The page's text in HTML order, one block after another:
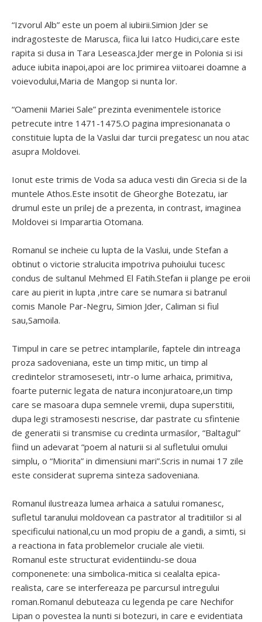
“Izvorul Alb” este un poem al iubirii.Simion Jder se
indragosteste de Marusca, fiica lui Iatco Hudici,care este
rapita si dusa in Tara Leseasca.Jder merge in Polonia si isi
aduce iubita inapoi,apoi are loc primirea viitoarei doamne a
voievodului,Maria de Mangop si nunta lor.
“Oamenii Mariei Sale” prezinta evenimentele istorice
petrecute intre 1471-1475.O pagina impresionanata o
constituie lupta de la Vaslui dar turcii pregatesc un nou atac
asupra Moldovei.
Ionut este trimis de Voda sa aduca vesti din Grecia si de la
muntele Athos.Este insotit de Gheorghe Botezatu, iar
drumul este un prilej de a prezenta, in contrast, imaginea
Moldovei si Imparartia Otomana.
Romanul se incheie cu lupta de la Vaslui, unde Stefan a
obtinut o victorie stralucita impotriva puhoiului tucesc
condus de sultanul Mehmed El Fatih.Stefan ii plange pe eroii
care au pierit in lupta ,intre care se numara si batranul
comis Manole Par-Negru, Simion Jder, Caliman si fiul
sau,Samoila.
Timpul in care se petrec intamplarile, faptele din intreaga
proza sadoveniana, este un timp mitic, un timp al
credintelor stramoseseti, intr-o lume arhaica, primitiva,
foarte puternic legata de natura inconjuratoare,un timp
care se masoara dupa semnele vremii, dupa superstitii,
dupa legi stramosesti nescrise, dar pastrate cu sfintenie
de generatii si transmise cu credinta urmasilor, “Baltagul”
fiind un adevarat “poem al naturii si al sufletului omului
simplu, o “Miorita” in dimensiuni mari”.Scris in numai 17 zile
este considerat suprema sinteza sadoveniana.
Romanul ilustreaza lumea arhaica a satului romanesc,
sufletul taranului moldovean ca pastrator al traditiilor si al
specificului national,cu un mod propiu de a gandi, a simti, si
a reactiona in fata problemelor cruciale ale vietii.
Romanul este structurat evidentiindu-se doua
componenete: una simbolica-mitica si cealalta epica-
realista, care se interfereaza pe parcursul intregului
roman.Romanul debuteaza cu legenda pe care Nechifor
Lipan o povestea la nunti si botezuri, in care e evidentiata